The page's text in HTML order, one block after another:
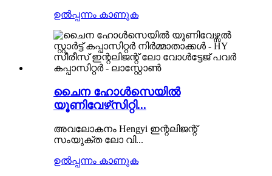
ഉൽപ്പന്നം കാണുക
ചൈന ഹോൾസെയിൽ
യൂണിവേഴ്‌സിറ്റി...
അവലോകനം Hengyi ഇന്റലിജന്റ്
സംയുക്ത ലോ വി...
ഉൽപ്പന്നം കാണുക